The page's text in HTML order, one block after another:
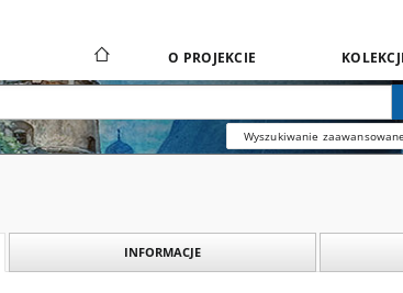
O PROJEKCIE
Wyszukiwanie zaawansowane
INFORMACJE